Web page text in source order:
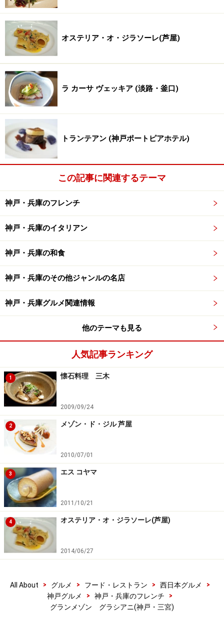
伝統の軸は大切にしながらも、「和」のエッセンスや
「流行」を取り入れたエレガントな料理スタイルは、日
本と異文化が共存する神戸に相応しい世界を描き出され
ています。
次ページでは、コース料理を御紹介します
※記事内容は執筆時点のものです。最新の内容をご確認くださ
※メニューや料金などのデータは、取材時または記事公開時点で
の内容です。
1/4 次のページへ
オステリア・オ・ジラソーレ(芦屋)
ラ カーサ ヴェッキア (淡路・釜口)
トランテアン (神戸ポートピアホテル)
この記事に関連するテーマ
神戸・兵庫のフレンチ
神戸・兵庫のイタリアン
神戸・兵庫の和食
神戸・兵庫のその他ジャンルの名店
神戸・兵庫グルメ関連情報
他のテーマも見る
人気記事ランキング
1 懐石料理 三木
2009/09/24
2 メゾン・ド・ジル 芦屋
2010/07/01
3 エス コヤマ
2011/10/21
4 オステリア・オ・ジラソーレ(芦屋)
2014/06/27
All About > グルメ > フード・レストラン > 西日本グルメ
>
神戸グルメ
> 神戸・兵庫のフレンチ
>
グランメゾン グラシアニ(神戸・三宮)